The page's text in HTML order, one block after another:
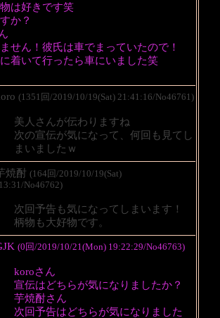
は好きです笑
か？
せん！彼氏は車でまっていたので！
着いて行ったら車にいました笑
(1351回/2019/10/19(Sat) 21:41:16/No46761)
美人さんが伝わりますね
次の宣伝が気になって、何回も見てし
まいましたｗ
焼酎 (164回/2019/10/19(Sat)
No46762)
次回予告も気になってしまいます！
柄物も大好物です。
(0回/2019/10/21(Mon) 19:22:29/No46763)
koroさん
宣伝はどちらが気になりましたか？
芋焼酎さん
次回予告はどちらが気になりました